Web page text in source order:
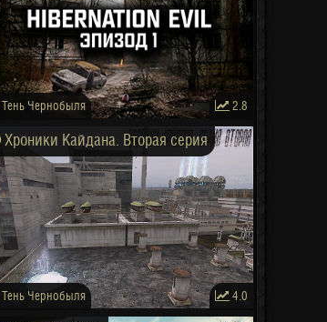
Тень Чернобыля 2.8
Хроники Кайдана. Вторая серия
Тень Чернобыля 4.0